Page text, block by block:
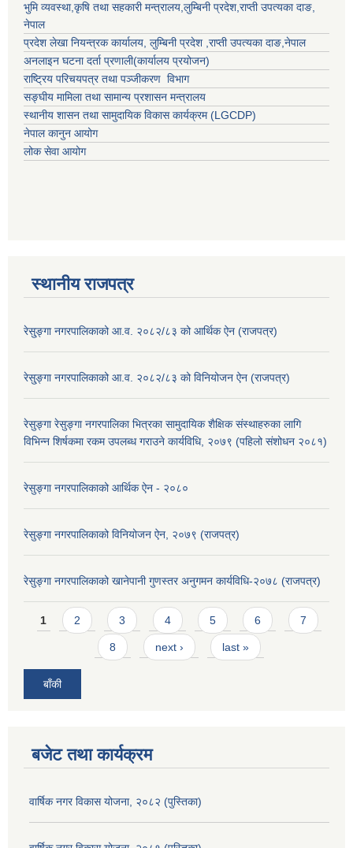
भुमि व्यवस्था,कृषि तथा सहकारी मन्त्रालय,लुम्बिनी प्रदेश,राप्ती उपत्यका दाङ,
नेपाल
प्रदेश लेखा नियन्त्रक कार्यालय, लुम्बिनी प्रदेश ,राप्ती उपत्यका दाङ,नेपाल
अनलाइन घटना दर्ता प्रणाली(कार्यालय प्रयोजन)
राष्ट्रिय परिचयपत्र तथा पञ्जीकरण विभाग
सङ्घीय मामिला तथा सामान्य प्रशासन मन्त्रालय
स्थानीय शासन तथा सामुदायिक विकास कार्यक्रम (LGCDP)
नेपाल कानुन आयोग
लोक सेवा आयोग
स्थानीय राजपत्र
रेसु्ङ्गा नगरपालिकाको आ.व. २०८२/८३ को आर्थिक ऐन (राजपत्र)
रेसु्ङ्गा नगरपालिकाको आ.व. २०८२/८३ को विनियोजन ऐन (राजपत्र)
रेसुङ्गा रेसुङ्गा नगरपालिका भित्रका सामुदायिक शैक्षिक संस्थाहरुका लागि
विभिन्न शिर्षकमा रकम उपलब्ध गराउने कार्यविधि, २०७९ (पहिलो संशोधन २०८१)
रेसुङ्गा नगरपालिकाको आर्थिक ऐन - २०८०
रेसुङ्गा नगरपालिकाको विनियोजन ऐन, २०७९ (राजपत्र)
रेसुङ्गा नगरपालिकाको खानेपानी गुणस्तर अनुगमन कार्यविधि-२०७८ (राजपत्र)
Pages
1 2 3 4 5 6 7
8 next › last »
बाँकी
बजेट तथा कार्यक्रम
वार्षिक नगर विकास योजना, २०८२ (पुस्तिका)